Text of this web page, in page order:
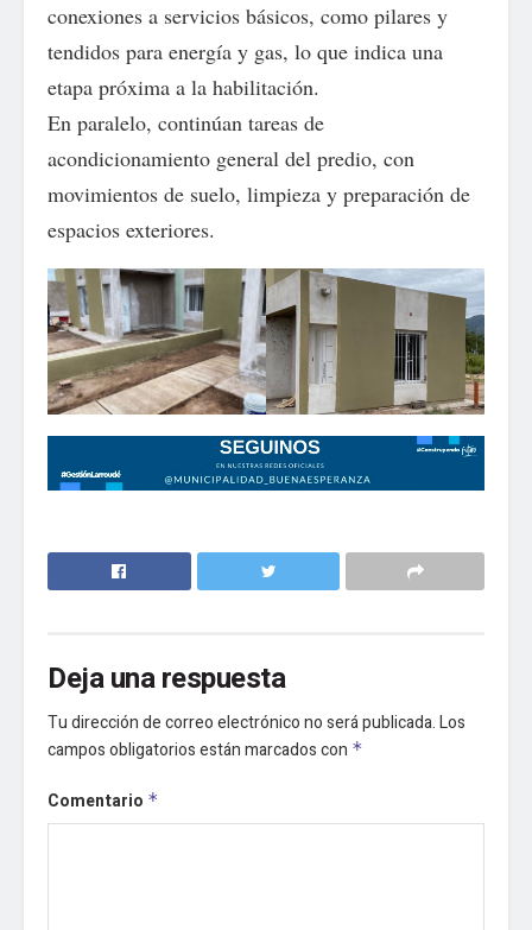
conexiones a servicios básicos, como pilares y
tendidos para energía y gas, lo que indica una
etapa próxima a la habilitación.
En paralelo, continúan tareas de
acondicionamiento general del predio, con
movimientos de suelo, limpieza y preparación de
espacios exteriores.
Deja una respuesta
Tu dirección de correo electrónico no será publicada.Los
campos obligatorios están marcados con *
Comentario *